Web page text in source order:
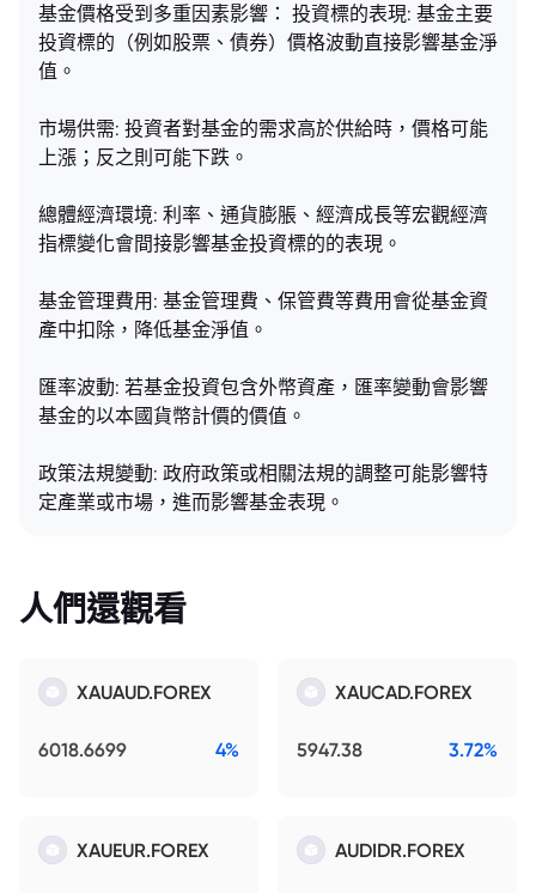
基金價格受到多重因素影響： 投資標的表現: 基金主要
投資標的（例如股票、債券）價格波動直接影響基金淨
值。
市場供需: 投資者對基金的需求高於供給時，價格可能
上漲；反之則可能下跌。
總體經濟環境: 利率、通貨膨脹、經濟成長等宏觀經濟
指標變化會間接影響基金投資標的的表現。
基金管理費用: 基金管理費、保管費等費用會從基金資
產中扣除，降低基金淨值。
匯率波動: 若基金投資包含外幣資產，匯率變動會影響
基金的以本國貨幣計價的價值。
政策法規變動: 政府政策或相關法規的調整可能影響特
定產業或市場，進而影響基金表現。
人們還觀看
XAUAUD.FOREX
6018.6699 4%
XAUCAD.FOREX
5947.38 3.72%
XAUEUR.FOREX AUDIDR.FOREX